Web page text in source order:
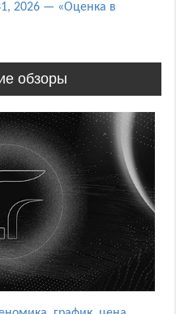
2026 — «Оценка в
обзоры